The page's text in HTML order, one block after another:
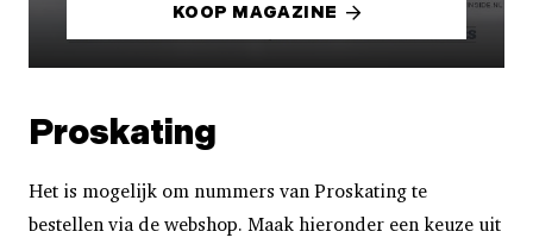
KOOP MAGAZINE
Proskating
Het is mogelijk om nummers van Proskating te
bestellen via de webshop. Maak hieronder een keuze uit